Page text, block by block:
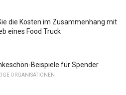
die Kosten im Zusammenhang mit
eines Food Truck
Beispiele für Spender
ORGANISATIONEN